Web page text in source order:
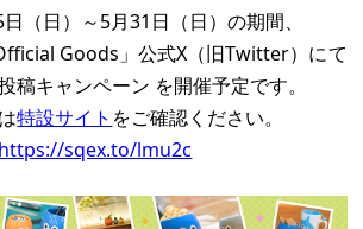
（日）～5月31日（日）の期間、
Official Goods」公式X（旧Twitter）にて
稿キャンペーン を開催予定です。
特設サイト をご確認ください。
https://sqex.to/lmu2c